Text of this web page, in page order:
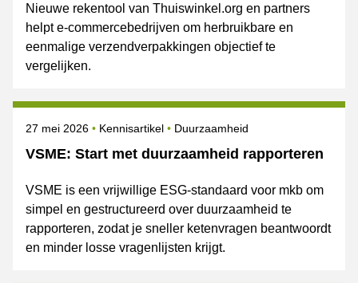
Nieuwe rekentool van Thuiswinkel.org en partners
helpt e-commercebedrijven om herbruikbare en
eenmalige verzendverpakkingen objectief te
vergelijken.
VSME: Start met duurzaamheid rapporteren
Gepubliceerd op
27 mei 2026 Kennisartikel Onderwerpen
Duurzaamheid
VSME is een vrijwillige ESG-standaard voor mkb om
simpel en gestructureerd over duurzaamheid te
rapporteren, zodat je sneller ketenvragen beantwoordt
en minder losse vragenlijsten krijgt.